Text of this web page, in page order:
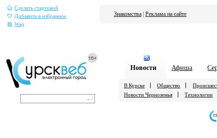
Сделать стартовой
Добавить в избранное
Wap
Знакомства Реклама на сайте
Новости Афиша
В Курске Общество
Новости Черноземья
Технологии